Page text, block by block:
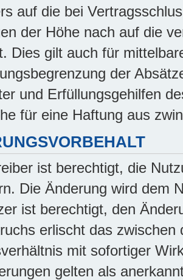
auf die bei
der Höhe nach auf die
Dies gilt auch für
der
und Erfüllungsgehilfen
für eine Haftung aus
ist berechtigt, die
Die Änderung wird dem
ist berechtigt, den
erlischt das
mit sofortiger
gelten als